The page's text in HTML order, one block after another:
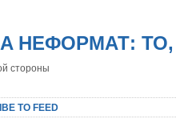
НЕФОРМАТ:
стороны
TO FEED